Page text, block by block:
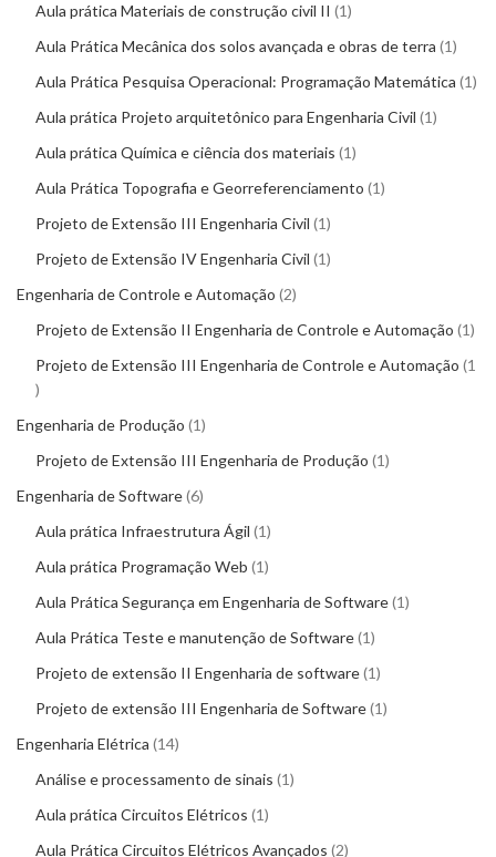
Aula prática Materiais de construção civil II 1
Aula Prática Mecânica dos solos avançada e obras de terra 1
Aula Prática Pesquisa Operacional: Programação Matemática 1
Aula prática Projeto arquitetônico para Engenharia Civil 1
Aula prática Química e ciência dos materiais 1
Aula Prática Topografia e Georreferenciamento 1
Projeto de Extensão III Engenharia Civil 1
Projeto de Extensão IV Engenharia Civil 1
Engenharia de Controle e Automação 2
Projeto de Extensão II Engenharia de Controle e Automação 1
Projeto de Extensão III Engenharia de Controle e Automação 1
Engenharia de Produção 1
Projeto de Extensão III Engenharia de Produção 1
Engenharia de Software 6
Aula prática Infraestrutura Ágil 1
Aula prática Programação Web 1
Aula Prática Segurança em Engenharia de Software 1
Aula Prática Teste e manutenção de Software 1
Projeto de extensão II Engenharia de software 1
Projeto de extensão III Engenharia de Software 1
Engenharia Elétrica 14
Análise e processamento de sinais 1
Aula prática Circuitos Elétricos 1
Aula Prática Circuitos Elétricos Avançados 2